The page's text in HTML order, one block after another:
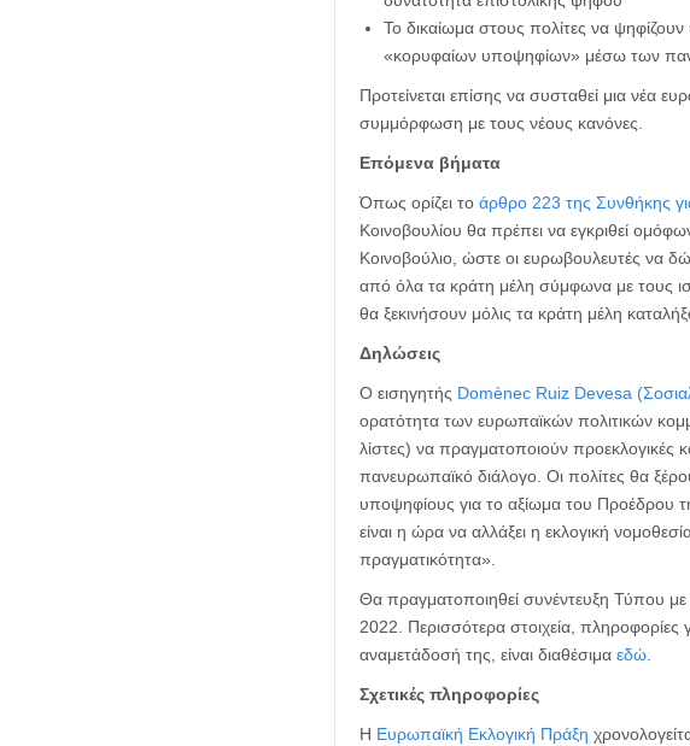
Το δικαίωμα στους πολίτες να
«κορυφαίων υποψηφίων» μέσω των
Προτείνεται επίσης να συσταθεί μια νέα
συμμόρφωση με τους νέους κανόνες.
Επόμενα βήματα
Όπως ορίζει το άρθρο 223 της Συνθήκης
Κοινοβουλίου θα πρέπει να εγκριθεί
Κοινοβούλιο, ώστε οι ευρωβουλευτές να
από όλα τα κράτη μέλη σύμφωνα με τους
θα ξεκινήσουν μόλις τα κράτη μέλη
Δηλώσεις
Ο εισηγητής Domènec Ruiz Devesa
ορατότητα των ευρωπαϊκών πολιτικών
λίστες) να πραγματοποιούν προεκλογικές
πανευρωπαϊκό διάλογο. Οι πολίτες θα
υποψηφίους για το αξίωμα του Προέδρου
είναι η ώρα να αλλάξει η εκλογική
πραγματικότητα».
Θα πραγματοποιηθεί συνέντευξη Τύπου
2022. Περισσότερα στοιχεία,
αναμετάδοσή της, είναι διαθέσιμα εδώ.
Σχετικές πληροφορίες
Η Ευρωπαϊκή Εκλογική Πράξη